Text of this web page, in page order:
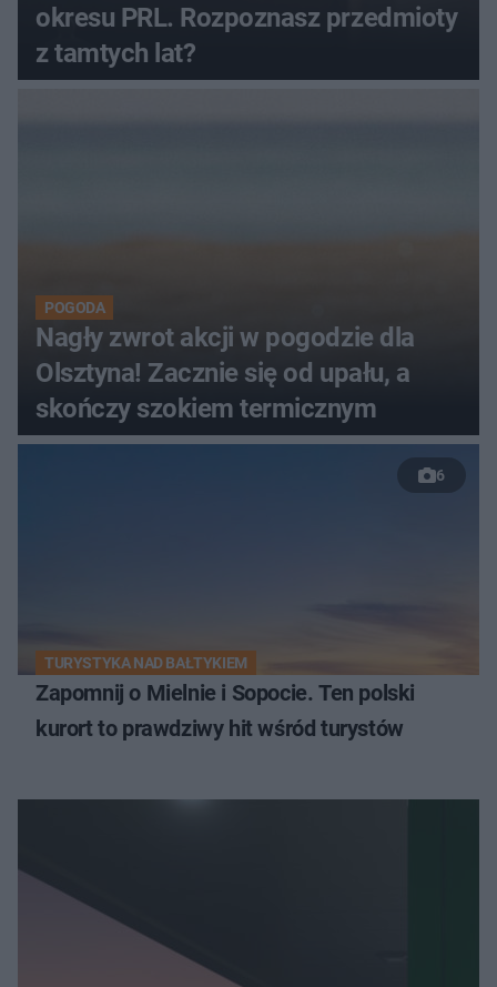
okresu PRL. Rozpoznasz przedmioty
z tamtych lat?
POGODA
Nagły zwrot akcji w pogodzie dla
Olsztyna! Zacznie się od upału, a
skończy szokiem termicznym
6
TURYSTYKA NAD BAŁTYKIEM
Zapomnij o Mielnie i Sopocie. Ten polski
kurort to prawdziwy hit wśród turystów